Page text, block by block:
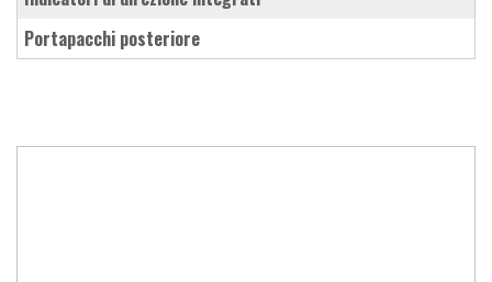
portapacchi posteriore